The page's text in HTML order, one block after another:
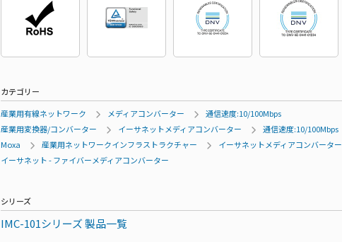
カテゴリー
産業用有線ネットワーク
メディアコンバーター
通信速度:10/100Mbps
産業用変換器/コンバーター
イーサネットメディアコンバーター
通信速度:10/100Mbps
Moxa
産業用ネットワークインフラストラクチャー
イーサネットメディアコンバーター
イーサネット - ファイバーメディアコンバーター
シリーズ
IMC-101シリーズ 製品一覧